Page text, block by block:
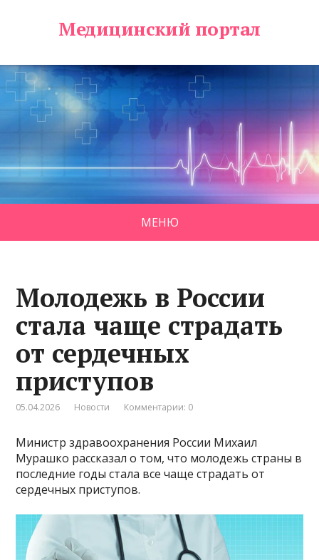
Медицинский портал
МЕНЮ
Молодежь в России
стала чаще страдать
от сердечных
приступов
05.04.2026 Новости Комментарии: 0
Министр здравоохранения России Михаил
Мурашко рассказал о том, что молодежь страны в
последние годы стала все чаще страдать от
сердечных приступов.